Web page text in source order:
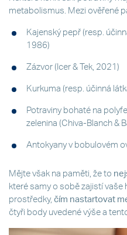
metabolismus. Mezi ověřené
Kajenský pepř (resp.
1986)
Zázvor (Icer & Tek, 2021)
Kurkuma (resp. účinná
Potraviny bohaté na
zelenina (Chiva-Blanch &
Antokyany v bobulovém
Mějte však na paměti, že to
které samy o sobě zajistí vaše
prostředky, čím nastartovat
čtyři body uvedené výše a